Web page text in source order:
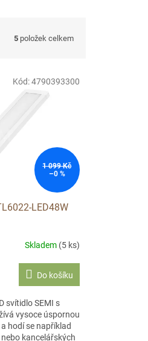
5 položek celkem
1 099 Kč
–0 %
LED48W
Skladem (5 ks)
Do košíku
svítidlo SEMI s
vysoce úspornou
hodí se například
kancelářských
Kód:4790393300